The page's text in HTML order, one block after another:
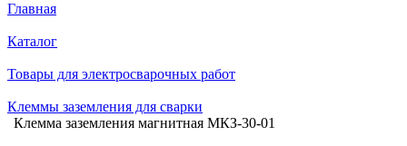
Главная
Каталог
Товары для электросварочных работ
Клеммы заземления для сварки
Клемма заземления магнитная МКЗ-30-01